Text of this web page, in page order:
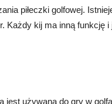
piłeczki golfowej.
Każdy kij ma inną funkcję
jest używana do gry w